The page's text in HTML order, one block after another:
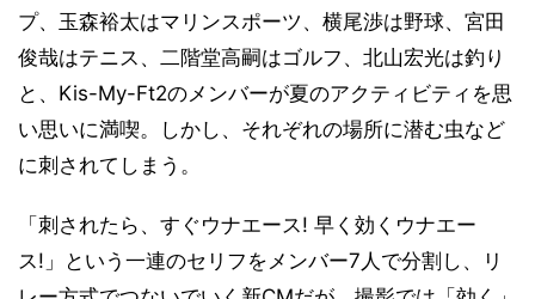
プ、玉森裕太はマリンスポーツ、横尾渉は野球、宮田
俊哉はテニス、二階堂高嗣はゴルフ、北山宏光は釣り
と、Kis-My-Ft2のメンバーが夏のアクティビティを思
い思いに満喫。しかし、それぞれの場所に潜む虫など
に刺されてしまう。
「刺されたら、すぐウナエース! 早く効くウナエー
ス!」という一連のセリフをメンバー7人で分割し、リ